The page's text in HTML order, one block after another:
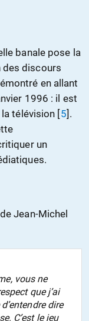
banale pose la
des discours
en allant
1996 : il est
télévision [5] .
un
Jean-Michel
vous ne
que j’ai
dire
C’est le jeu